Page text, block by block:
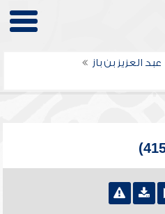
عبد العزيز بن باز